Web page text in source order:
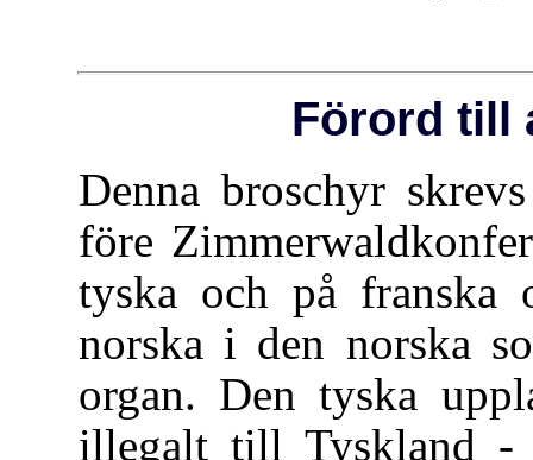
Förord till
Denna broschyr
före
tyska och på franska
norska i den norska
organ. Den tyska
illegalt till Tyskland